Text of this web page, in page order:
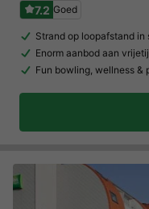
7.2 Goed
Strand op loopafstand
Enorm aanbod aan
Fun bowling, wellness